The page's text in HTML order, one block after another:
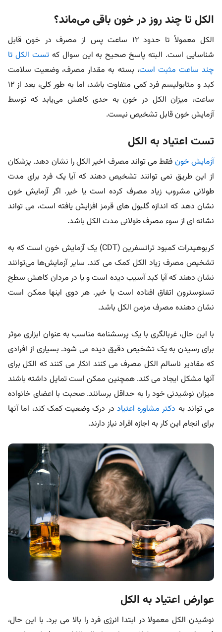
الکل تا چند روز در خون باقی می‌ماند؟
الکل معمولاً تا حدود ۱۲ ساعت پس از مصرف در خون قابل
شناسایی است. البته پاسخ صحیح به این سوال کهتست الکل تا
چند ساعت مثبت است، بسته به مقدار مصرف، وضعیت سلامت
کبد و متابولیسم فرد کمی متفاوت باشد، اما به طور کلی، بعد از ۱۲
ساعت، میزان الکل در خون به حدی کاهش می‌یابد که توسط
آزمایش خون قابل تشخیص نیست.
تست اعتیاد به الکل
آزمایش خون فقط می تواند مصرف اخیر الکل را نشان دهد. پزشکان
از این طریق نمی توانند تشخیص دهند که آیا یک فرد برای مدت
طولانی مشروب زیاد مصرف کرده است یا خیر. اگر آزمایش خون
نشان دهد که اندازه گلبول های قرمز افزایش یافته است، می تواند
نشانه ای از سوء مصرف طولانی مدت الکل باشد.
کربوهیدرات کمبود ترانسفرین (CDT) یک آزمایش خون است که به
تشخیص مصرف زیاد الکل کمک می کند. سایر آزمایش‌ها می‌توانند
نشان دهند که آیا کبد آسیب دیده است و یا در مردان کاهش سطح
تستوسترون اتفاق افتاده است یا خیر. هر دوی اینها ممکن است
نشان دهنده مصرف مزمن الکل باشد.
با این حال، غربالگری با یک پرسشنامه مناسب به عنوان ابزاری موثر
برای رسیدن به یک تشخیص دقیق دیده می شود. بسیاری از افرادی
که مقادیر ناسالم الکل مصرف می کنند انکار می کنند که الکل برای
آنها مشکل ایجاد می کند. همچنین ممکن است تمایل داشته باشند
میزان نوشیدنی خود را به حداقل برسانند. صحبت با اعضای خانواده
می تواند به دکتر مشاوره اعتیاد در درک وضعیت کمک کند، اما آنها
برای انجام این کار به اجازه افراد نیاز دارند.
عوارض اعتیاد به الکل
نوشیدن الکل معمولا در ابتدا انرژی فرد را بالا می برد. با این حال،